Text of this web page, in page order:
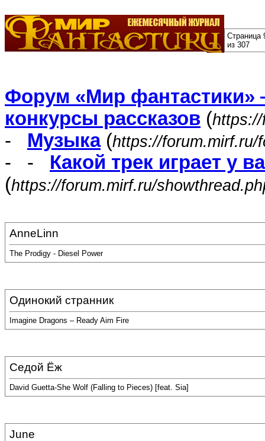
Страница
из 307
Форум «Мир фантастики»
конкурсы рассказов (
- Музыка(https://forum.mirf.ru/
- - Какой трек играет у
(https://forum.mirf.ru/
AnneLinn
The Prodigy - Diesel Power
Одинокий странник
Imagine Dragons – Ready Aim Fire
Седой Ёж
David Guetta-She Wolf (Falling to Pieces) [feat. Sia]
June